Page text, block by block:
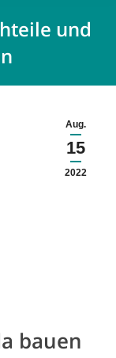
und
Aug.
15
2022
bauen